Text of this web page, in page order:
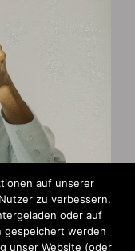
auf unserer
zu verbessern.
oder auf
gespeichert werden
unser Website (oder